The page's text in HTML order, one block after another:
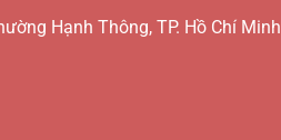
Hạnh Thông, TP. Hồ Chí Minh